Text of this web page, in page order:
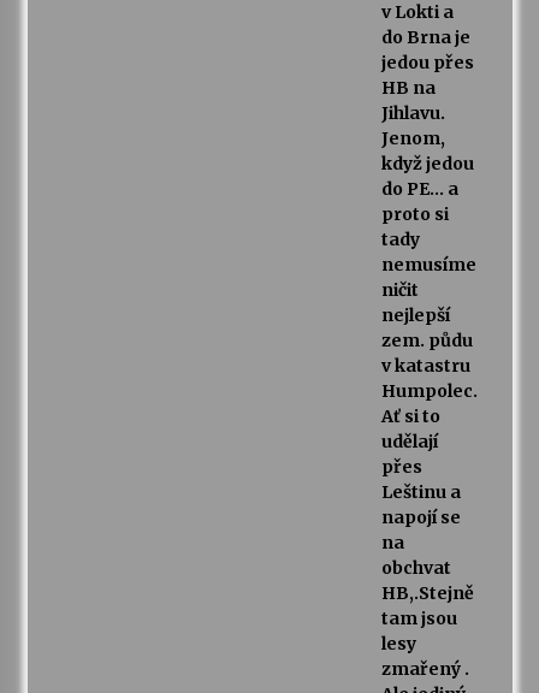
v Lokti a
do Brna je
jedou přes
HB na
Jihlavu.
Jenom,
když jedou
do PE… a
proto si
tady
nemusíme
ničit
nejlepší
zem. půdu
v katastru
Humpolec.
Ať si to
udělají
přes
Leštinu a
napojí se
na
obchvat
HB,.Stejně
tam jsou
lesy
zmařený .